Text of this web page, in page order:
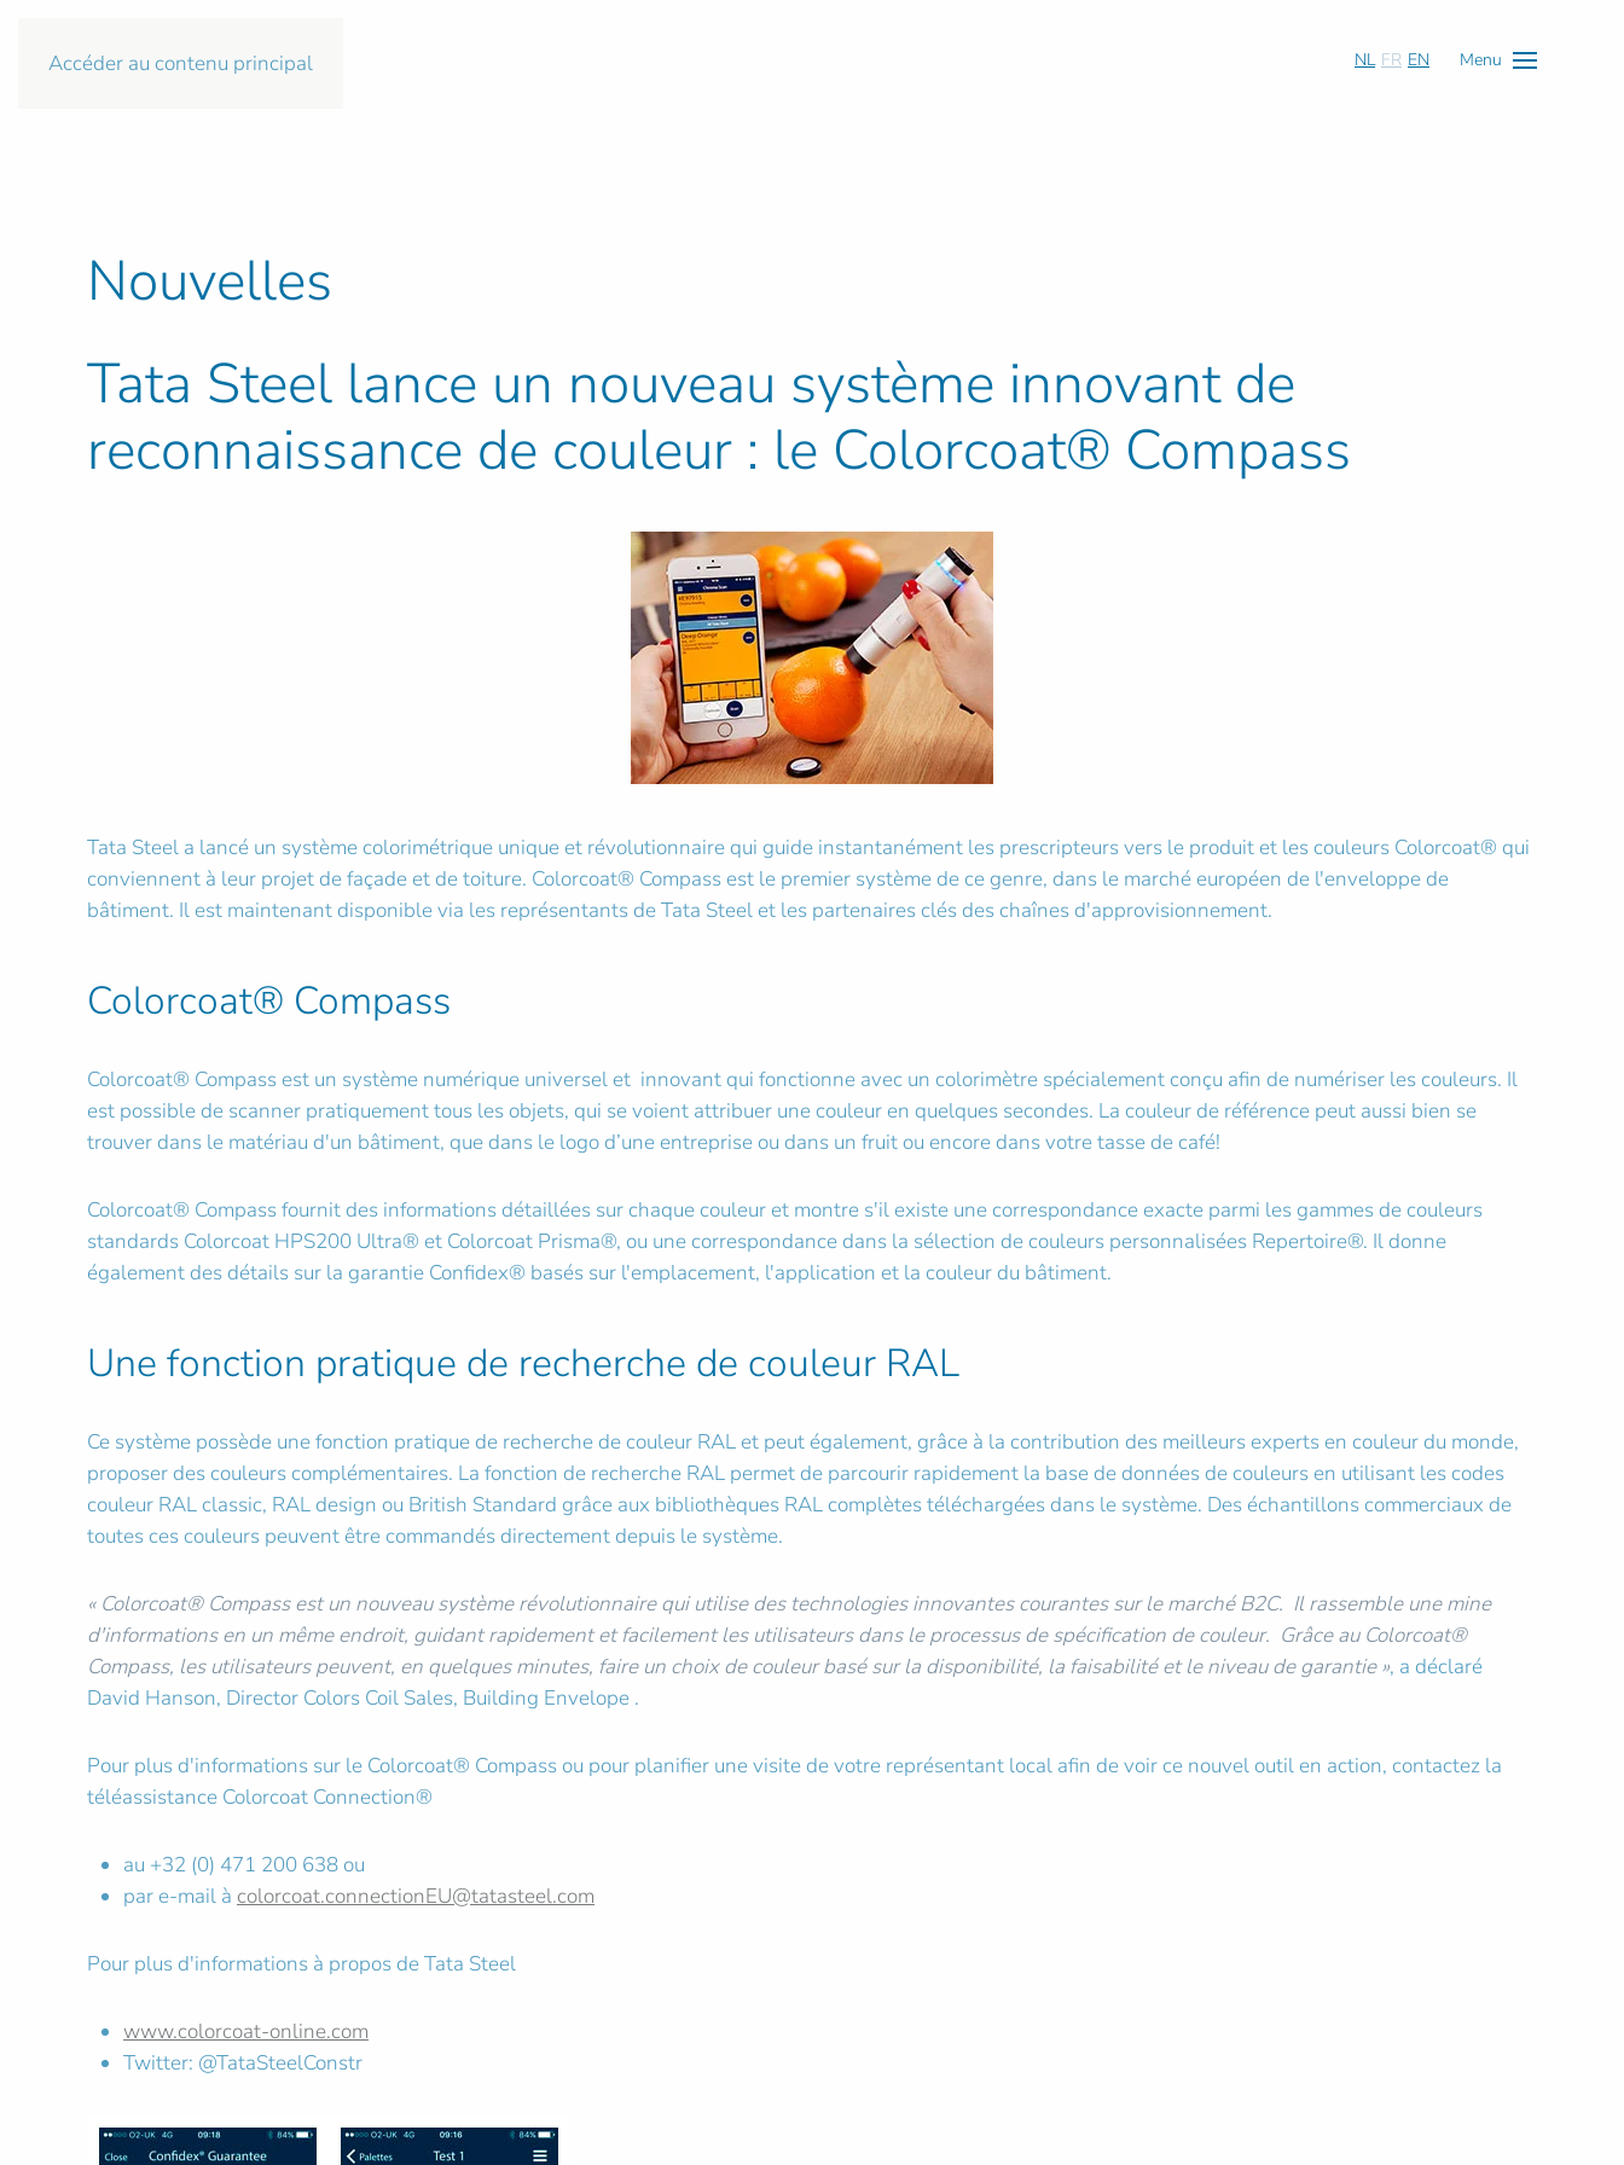
Accéder au contenu principal NL FR EN Menu
Nouvelles
Tata Steel lance un nouveau système innovant de
reconnaissance de couleur : le Colorcoat® Compass
Tata Steel a lancé un système colorimétrique unique et révolutionnaire qui guide instantanément les prescripteurs vers le produit et les couleurs Colorcoat® qui
conviennent à leur projet de façade et de toiture. Colorcoat® Compass est le premier système de ce genre, dans le marché européen de l'enveloppe de
bâtiment. Il est maintenant disponible via les représentants de Tata Steel et les partenaires clés des chaînes d'approvisionnement.
Colorcoat® Compass
Colorcoat® Compass est un système numérique universel et innovant qui fonctionne avec un colorimètre spécialement conçu afin de numériser les couleurs. Il
est possible de scanner pratiquement tous les objets, qui se voient attribuer une couleur en quelques secondes. La couleur de référence peut aussi bien se
trouver dans le matériau d'un bâtiment, que dans le logo d’une entreprise ou dans un fruit ou encore dans votre tasse de café!
Colorcoat® Compass fournit des informations détaillées sur chaque couleur et montre s'il existe une correspondance exacte parmi les gammes de couleurs
standards Colorcoat HPS200 Ultra® et Colorcoat Prisma®, ou une correspondance dans la sélection de couleurs personnalisées Repertoire®. Il donne
également des détails sur la garantie Confidex® basés sur l'emplacement, l'application et la couleur du bâtiment.
Une fonction pratique de recherche de couleur RAL
Ce système possède une fonction pratique de recherche de couleur RAL et peut également, grâce à la contribution des meilleurs experts en couleur du monde,
proposer des couleurs complémentaires. La fonction de recherche RAL permet de parcourir rapidement la base de données de couleurs en utilisant les codes
couleur RAL classic, RAL design ou British Standard grâce aux bibliothèques RAL complètes téléchargées dans le système. Des échantillons commerciaux de
toutes ces couleurs peuvent être commandés directement depuis le système.
« Colorcoat® Compass est un nouveau système révolutionnaire qui utilise des technologies innovantes courantes sur le marché B2C. Il rassemble une mine
d'informations en un même endroit, guidant rapidement et facilement les utilisateurs dans le processus de spécification de couleur. Grâce au Colorcoat®
Compass, les utilisateurs peuvent, en quelques minutes, faire un choix de couleur basé sur la disponibilité, la faisabilité et le niveau de garantie », a déclaré
David Hanson, Director Colors Coil Sales, Building Envelope .
Pour plus d'informations sur le Colorcoat® Compass ou pour planifier une visite de votre représentant local afin de voir ce nouvel outil en action, contactez la
téléassistance Colorcoat Connection®
au +32 (0) 471 200 638 ou
par e-mail à colorcoat.connectionEU@tatasteel.com
Pour plus d'informations à propos de Tata Steel
www.colorcoat-online.com
Twitter: @TataSteelConstr